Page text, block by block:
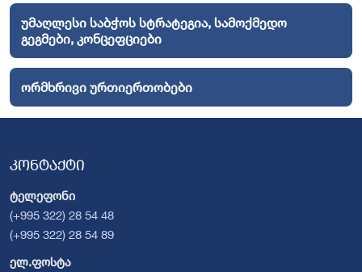
უმაღლესი საბჭოს სტრატეგია, სამოქმედო
გეგმები, კონცეფციები
ორმხრივი ურთიერთობები
კონტაქტი
ტელეფონი
(+995 322) 28 54 48
(+995 322) 28 54 89
ელ.ფოსტა